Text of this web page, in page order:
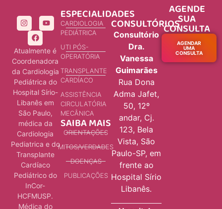
Atualmente é
Coordenadora
da Cardiologia
Pediátrica do
Hospital Sírio-
Libanês em
São Paulo,
médica da
Cardiologia
Pediatrica e do
Transplante
Cardíaco
Pediátrico do
InCor-
HCFMUSP.
Médica do
ESPECIALIDADES
CARDIOLOGIA
PEDIÁTRICA
UTI PÓS-
OPERATÓRIA
TRANSPLANTE
CARDÍACO
ASSISTÊNCIA
CIRCULATÓRIA
MECÂNICA
SAIBA MAIS
ORIENTAÇÕES
MITOS/VERDADES
DOENÇAS
PUBLICAÇÕES
CONSULTÓRIOS
Consultório
Dra.
Vanessa
Guimarães
Rua Dona
Adma Jafet,
50, 12º
andar, Cj.
123, Bela
Vista, São
Paulo-SP, em
frente ao
Hospital Sírio
Libanês.
AGENDE
SUA
CONSULTA
AGENDAR
UMA
CONSULTA